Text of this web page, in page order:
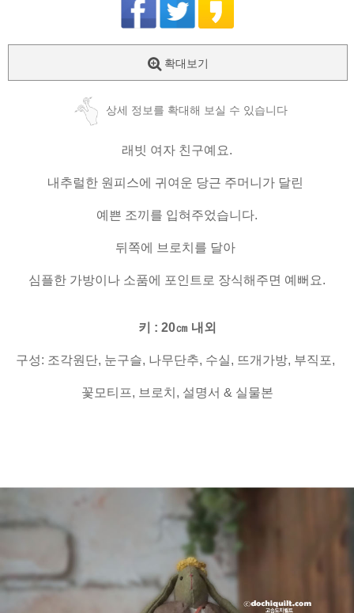
확대보기
상세 정보를 확대해 보실 수 있습니다
래빗 여자 친구예요.
내추럴한 원피스에 귀여운 당근 주머니가 달린
예쁜 조끼를 입혀주었습니다.
뒤쪽에 브로치를 달아
심플한 가방이나 소품에 포인트로 장식해주면 예뻐요.
키 : 20㎝ 내외
구성: 조각원단, 눈구슬, 나무단추, 수실, 뜨개가방, 부직포,
꽃모티프, 브로치, 설명서 & 실물본